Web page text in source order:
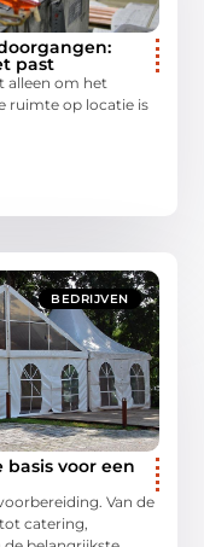
past
alleen om het
ruimte op locatie is
BEDRIJVEN
voor een
Van de
catering,